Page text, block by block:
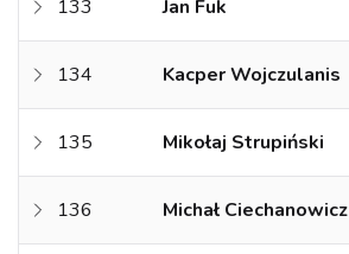
133 Jan Fuk
134 Kacper Wojczulanis
135 Mikołaj Strupiński
136 Michał Ciechanowicz